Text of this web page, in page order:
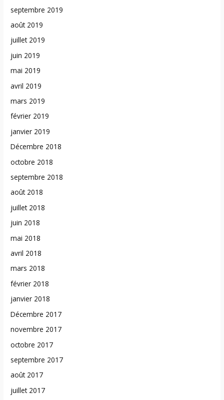
septembre 2019
août 2019
juillet 2019
juin 2019
mai 2019
avril 2019
mars 2019
février 2019
janvier 2019
Décembre 2018
octobre 2018
septembre 2018
août 2018
juillet 2018
juin 2018
mai 2018
avril 2018
mars 2018
février 2018
janvier 2018
Décembre 2017
novembre 2017
octobre 2017
septembre 2017
août 2017
juillet 2017